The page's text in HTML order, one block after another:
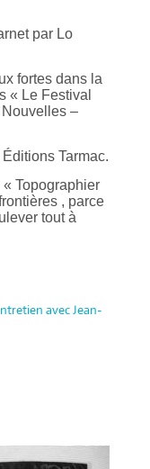
par Lo
fortes dans la
« Le Festival
–
Tarmac.
Topographier
, parce
tout à
avec Jean-